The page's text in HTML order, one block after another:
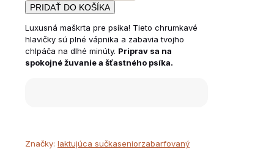
Kačacie
hlavy
4
ks
PRIDAŤ DO KOŠÍKA
Luxusná maškrta pre psíka! Tieto chrumkavé
hlavičky sú plné vápnika a zabavia tvojho
chlpáča na dlhé minúty. Priprav sa na
spokojné žuvanie a šťastného psíka.
Značky: laktujúca sučkaseniorzabarfovaný